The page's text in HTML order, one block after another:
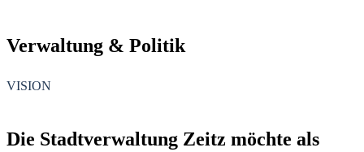
Verwaltung & Politik
VISION
Die Stadtverwaltung Zeitz möchte als